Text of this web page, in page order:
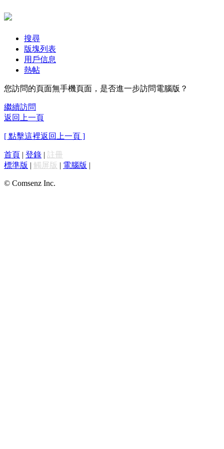
搜尋
版塊列表
用戶信息
熱帖
您訪問的頁面無手機頁面，是否進一步訪問電腦版？
繼續訪問
返回上一頁
[ 點擊這裡返回上一頁 ]
首頁 | 登錄 | 註冊
標準版 | 觸屏版 | 電腦版 |
© Comsenz Inc.